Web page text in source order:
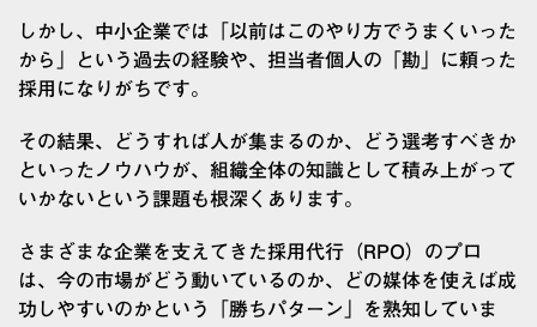
しかし、中小企業では「以前はこのやり方でうまくいった
から」という過去の経験や、担当者個人の「勘」に頼った
採用になりがちです。
その結果、どうすれば人が集まるのか、どう選考すべきか
といったノウハウが、組織全体の知識として積み上がって
いかないという課題も根深くあります。
さまざまな企業を支えてきた採用代行（RPO）のプロ
は、今の市場がどう動いているのか、どの媒体を使えば成
功しやすいのかという「勝ちパターン」を熟知していま